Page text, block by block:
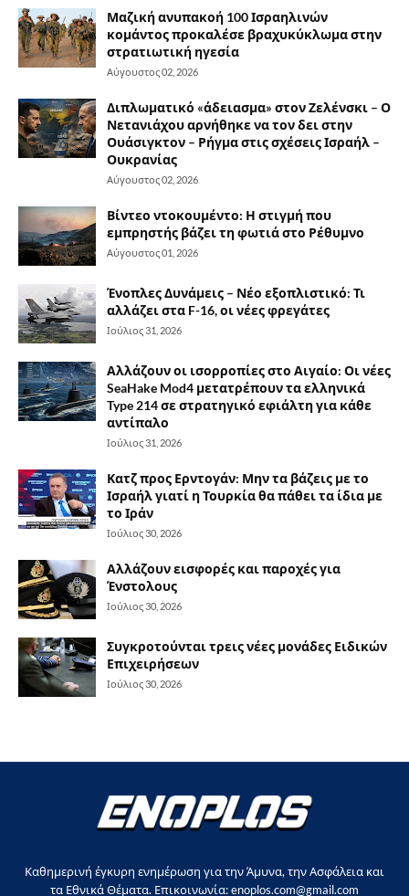
Μαζική ανυπακοή 100 Ισραηλινών
κομάντος προκαλέσε βραχυκύκλωμα στην
στρατιωτική ηγεσία
Αύγουστος 02, 2026
Διπλωματικό «άδειασμα» στον Ζελένσκι – Ο
Νετανιάχου αρνήθηκε να τον δει στην
Ουάσιγκτον – Ρήγμα στις σχέσεις Ισραήλ –
Ουκρανίας
Αύγουστος 02, 2026
Βίντεο ντοκουμέντο: Η στιγμή που
εμπρηστής βάζει τη φωτιά στο Ρέθυμνο
Αύγουστος 01, 2026
Ένοπλες Δυνάμεις – Νέο εξοπλιστικό: Τι
αλλάζει στα F-16, οι νέες φρεγάτες
Ιούλιος 31, 2026
Αλλάζουν οι ισορροπίες στο Αιγαίο: Οι νέες
SeaHake Mod4 μετατρέπουν τα ελληνικά
Type 214 σε στρατηγικό εφιάλτη για κάθε
αντίπαλο
Ιούλιος 31, 2026
Κατζ προς Ερντογάν: Μην τα βάζεις με το
Ισραήλ γιατί η Τουρκία θα πάθει τα ίδια με
το Ιράν
Ιούλιος 30, 2026
Αλλάζουν εισφορές και παροχές για
Ένστολους
Ιούλιος 30, 2026
Συγκροτούνται τρεις νέες μονάδες Ειδικών
Επιχειρήσεων
Ιούλιος 30, 2026
Καθημερινή έγκυρη ενημέρωση για την Άμυνα, την Ασφάλεια και
τα Εθνικά Θέματα. Επικοινωνία: enoplos.com@gmail.com